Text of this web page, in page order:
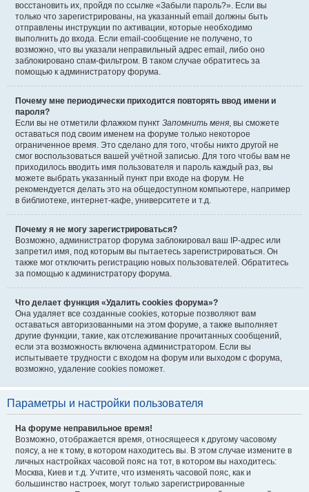
восстановить их, пройдя по ссылке «Забыли пароль?». Если вы
только что зарегистрированы, на указанный email должны быть
отправлены инструкции по активации, которые необходимо
выполнить до входа. Если email-сообщение не получено, то
возможно, что вы указали неправильный адрес email, либо оно
заблокировано спам-фильтром. В таком случае обратитесь за
помощью к администратору форума.
Почему мне периодически приходится повторять ввод имени и
пароля?
Если вы не отметили флажком пункт Запомнить меня, вы сможете
оставаться под своим именем на форуме только некоторое
ограниченное время. Это сделано для того, чтобы никто другой не
смог воспользоваться вашей учётной записью. Для того чтобы вам не
приходилось вводить имя пользователя и пароль каждый раз, вы
можете выбрать указанный пункт при входе на форум. Не
рекомендуется делать это на общедоступном компьютере, например
в библиотеке, интернет-кафе, университете и т.д.
Почему я не могу зарегистрироваться?
Возможно, администратор форума заблокировал ваш IP-адрес или
запретил имя, под которым вы пытаетесь зарегистрироваться. Он
также мог отключить регистрацию новых пользователей. Обратитесь
за помощью к администратору форума.
Что делает функция «Удалить cookies форума»?
Она удаляет все созданные cookies, которые позволяют вам
оставаться авторизованными на этом форуме, а также выполняет
другие функции, такие, как отслеживание прочитанных сообщений,
если эта возможность включена администратором. Если вы
испытываете трудности с входом на форум или выходом с форума,
возможно, удаление cookies поможет.
Параметры и настройки пользователя
На форуме неправильное время!
Возможно, отображается время, относящееся к другому часовому
поясу, а не к тому, в котором находитесь вы. В этом случае измените в
личных настройках часовой пояс на тот, в котором вы находитесь:
Москва, Киев и т.д. Учтите, что изменять часовой пояс, как и
большинство настроек, могут только зарегистрированные